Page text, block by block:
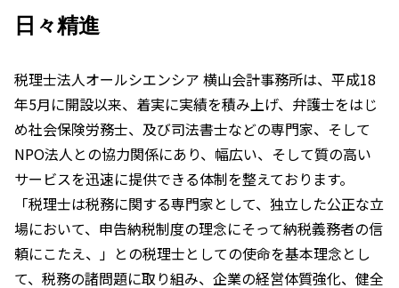
日々精進
税理士法人オールシエンシア 横山会計事務所は、平成18
年5月に開設以来、着実に実績を積み上げ、弁護士をはじ
め社会保険労務士、及び司法書士などの専門家、そして
NPO法人との協力関係にあり、幅広い、そして質の高い
サービスを迅速に提供できる体制を整えております。
「税理士は税務に関する専門家として、独立した公正な立
場において、申告納税制度の理念にそって納税義務者の信
頼にこたえ、」との税理士としての使命を基本理念とし
て、税務の諸問題に取り組み、企業の経営体質強化、健全